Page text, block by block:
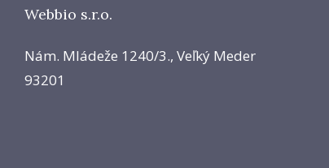
Webbio s.r.o.
Nám. Mládeže 1240/3., Veľký Meder
93201